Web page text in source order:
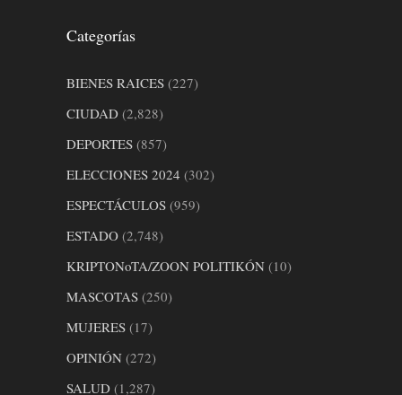
Categorías
BIENES RAICES (227)
CIUDAD (2,828)
DEPORTES (857)
ELECCIONES 2024 (302)
ESPECTÁCULOS (959)
ESTADO (2,748)
KRIPTONoTA/ZOON POLITIKÓN (10)
MASCOTAS (250)
MUJERES (17)
OPINIÓN (272)
SALUD (1,287)